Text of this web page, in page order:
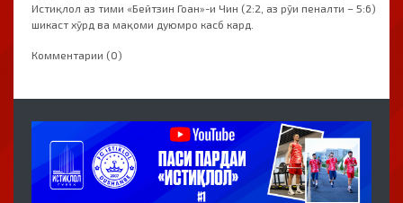
Истиқлол аз тими «Бейтзин Гоан»-и Чин (2:2, аз рӯи пеналти – 5:6)
шикаст хӯрд ва мақоми дуюмро касб кард.
Комментарии (0)